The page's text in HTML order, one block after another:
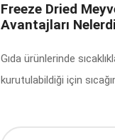
Freeze Dried
Avantajları
Gıda ürünlerinde
kurutulabildiği için